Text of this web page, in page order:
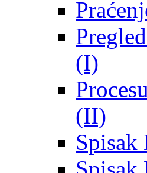
(I)
(II)
Spisak